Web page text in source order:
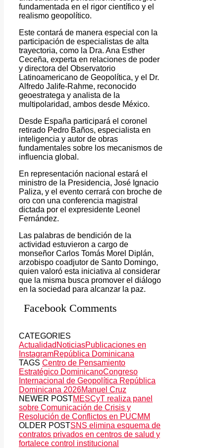
fundamentada en el rigor científico y el
realismo geopolítico.
Este contará de manera especial con la
participación de especialistas de alta
trayectoria, como la Dra. Ana Esther
Ceceña, experta en relaciones de poder
y directora del Observatorio
Latinoamericano de Geopolítica, y el Dr.
Alfredo Jalife-Rahme, reconocido
geoestratega y analista de la
multipolaridad, ambos desde México.
Desde España participará el coronel
retirado Pedro Baños, especialista en
inteligencia y autor de obras
fundamentales sobre los mecanismos de
influencia global.
En representación nacional estará el
ministro de la Presidencia, José Ignacio
Paliza, y el evento cerrará con broche de
oro con una conferencia magistral
dictada por el expresidente Leonel
Fernández.
Las palabras de bendición de la
actividad estuvieron a cargo de
monseñor Carlos Tomás Morel Diplán,
arzobispo coadjutor de Santo Domingo,
quien valoró esta iniciativa al considerar
que la misma busca promover el diálogo
en la sociedad para alcanzar la paz.
Facebook Comments
CATEGORIES
Actualidad NoticiasPublicaciones en
InstagramRepública Dominicana
TAGS Centro de Pensamiento
Estratégico DominicanoCongreso
Internacional de Geopolítica República
Dominicana 2026Manuel Cruz
NEWER POSTMESCyT realiza panel
sobre Comunicación de Crisis y
Resolución de Conflictos en PUCMM
OLDER POSTSNS elimina esquema de
contratos privados en centros de salud y
fortalece control institucional